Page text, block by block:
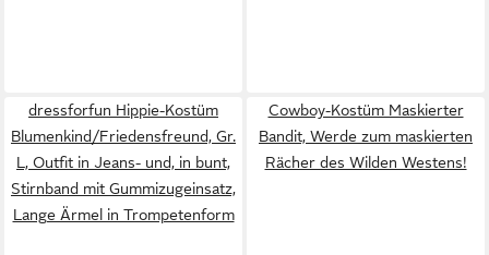
dressforfun Hippie-Kostüm
Blumenkind/Friedensfreund, Gr.
L, Outfit in Jeans- und, in bunt,
Stirnband mit Gummizugeinsatz,
Lange Ärmel in Trompetenform
Cowboy-Kostüm Maskierter
Bandit, Werde zum maskierten
Rächer des Wilden Westens!